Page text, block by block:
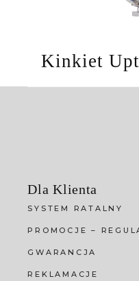
Kinkiet
Dla Klienta
SYSTEM RATALNY
PROMOCJE –
GWARANCJA
REKLAMACJE